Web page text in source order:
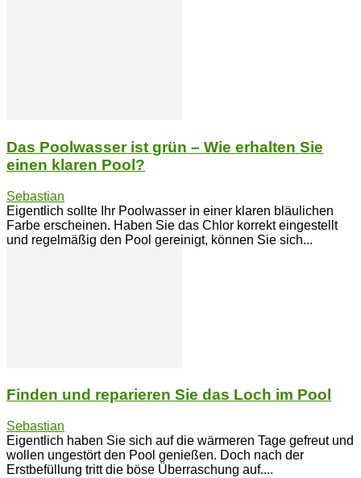
Das Poolwasser ist grün – Wie erhalten Sie
einen klaren Pool?
Sebastian
Eigentlich sollte Ihr Poolwasser in einer klaren bläulichen
Farbe erscheinen. Haben Sie das Chlor korrekt eingestellt
und regelmäßig den Pool gereinigt, können Sie sich...
Finden und reparieren Sie das Loch im Pool
Sebastian
Eigentlich haben Sie sich auf die wärmeren Tage gefreut und
wollen ungestört den Pool genießen. Doch nach der
Erstbefüllung tritt die böse Überraschung auf....